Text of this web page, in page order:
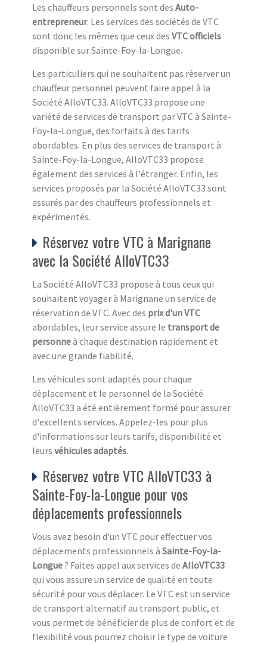
Les chauffeurs personnels sont des Auto-
entrepreneur. Les services des sociétés de VTC
sont donc les mêmes que ceux des VTC officiels
disponible sur Sainte-Foy-la-Longue.
Les particuliers qui ne souhaitent pas réserver un
chauffeur personnel peuvent faire appel à la
Société AlloVTC33. AlloVTC33 propose une
variété de services de transport par VTC à Sainte-
Foy-la-Longue, des forfaits à des tarifs
abordables. En plus des services de transport à
Sainte-Foy-la-Longue, AlloVTC33 propose
également des services à l'étranger. Enfin, les
services proposés par la Société AlloVTC33 sont
assurés par des chauffeurs professionnels et
expérimentés.
Réservez votre VTC à Marignane
avec la Société AlloVTC33
La Société AlloVTC33 propose à tous ceux qui
souhaitent voyager à Marignane un service de
réservation de VTC. Avec des prix d'un VTC
abordables, leur service assure le transport de
personneà chaque destination rapidement et
avec une grande fiabilité.
Les véhicules sont adaptés pour chaque
déplacement et le personnel de la Société
AlloVTC33 a été entièrement formé pour assurer
d'excellents services. Appelez-les pour plus
d'informations sur leurs tarifs, disponibilité et
leurs véhicules adaptés.
Réservez votre VTC AlloVTC33 à
Sainte-Foy-la-Longue pour vos
déplacements professionnels
Vous avez besoin d'un VTC pour effectuer vos
déplacements professionnels à Sainte-Foy-la-
Longue? Faites appel aux services de AlloVTC33
qui vous assure un service de qualité en toute
sécurité pour vous déplacer. Le VTC est un service
de transport alternatif au transport public, et
vous permet de bénéficier de plus de confort et de
flexibilité vous pourrez choisir le type de voiture